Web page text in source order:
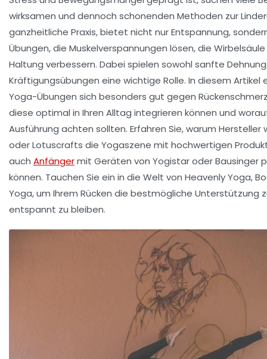
wirksamen und dennoch schonenden Methoden zur
ganzheitliche Praxis, bietet nicht nur Entspannung,
Übungen, die Muskelverspannungen lösen, die
Haltung verbessern. Dabei spielen sowohl sanfte
Kräftigungsübungen eine wichtige Rolle. In diesem Artikel
Yoga-Übungen sich besonders gut gegen
diese optimal in Ihren Alltag integrieren können und
Ausführung achten sollten. Erfahren Sie, warum Hersteller
oder Lotuscrafts die Yogaszene mit hochwertigen
auch Anfängermit Geräten von Yogistar oder Bausinger
können. Tauchen Sie ein in die Welt von Heavenly Yoga,
Yoga, um Ihrem Rücken die bestmögliche Unterstützung
entspannt zu bleiben.